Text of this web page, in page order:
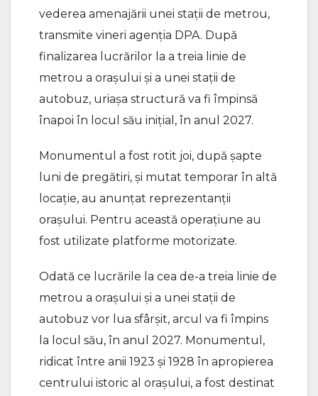
vederea amenajării unei staţii de metrou,
transmite vineri agenţia DPA. După
finalizarea lucrărilor la a treia linie de
metrou a oraşului şi a unei staţii de
autobuz, uriaşa structură va fi împinsă
înapoi în locul său iniţial, în anul 2027.
Monumentul a fost rotit joi, după şapte
luni de pregătiri, şi mutat temporar în altă
locaţie, au anunţat reprezentanţii
oraşului. Pentru această operaţiune au
fost utilizate platforme motorizate.
Odată ce lucrările la cea de-a treia linie de
metrou a orașului și a unei stații de
autobuz vor lua sfârșit, arcul va fi împins
la locul său, în anul 2027. Monumentul,
ridicat între anii 1923 şi 1928 în apropierea
centrului istoric al oraşului, a fost destinat